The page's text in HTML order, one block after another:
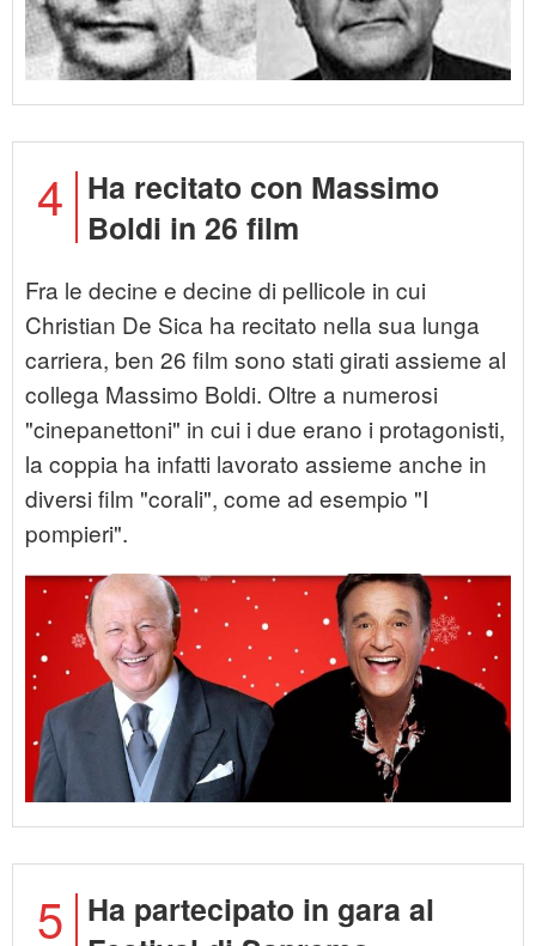
4
Ha recitato con Massimo
Boldi in 26 film
Fra le decine e decine di pellicole in cui
Christian De Sica ha recitato nella sua lunga
carriera, ben 26 film sono stati girati assieme al
collega Massimo Boldi. Oltre a numerosi
"cinepanettoni" in cui i due erano i protagonisti,
la coppia ha infatti lavorato assieme anche in
diversi film "corali", come ad esempio "I
pompieri".
5
Ha partecipato in gara al